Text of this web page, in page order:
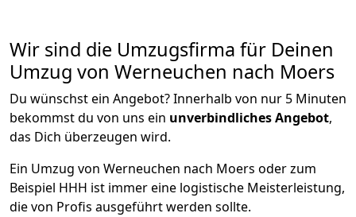
Wir sind die Umzugsfirma für Deinen
Umzug von Werneuchen nach Moers
Du wünschst ein Angebot? Innerhalb von nur 5 Minuten
bekommst du von uns ein unverbindliches Angebot,
das Dich überzeugen wird.
Ein Umzug von Werneuchen nach Moers oder zum
Beispiel HHH ist immer eine logistische Meisterleistung,
die von Profis ausgeführt werden sollte.